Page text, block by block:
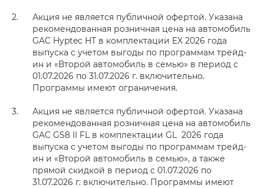
Акция не является публичной офертой. Указана
рекомендованная розничная цена на автомобиль
GAC Hyptec HT в комплектации EX 2026 года
выпуска с учетом выгоды по программам трейд-
ин и «Второй автомобиль в семью» в период с
01.07.2026 по 31.07.2026 г. включительно.
Программы имеют ограничения.
Акция не является публичной офертой. Указана
рекомендованная розничная цена на автомобиль
GAC GS8 II FL в комплектации GL 2026 года
выпуска с учетом выгоды по программам трейд-
ин и «Второй автомобиль в семью», а также
прямой скидкой в период с 01.07.2026 по
31.07.2026 г. включительно. Программы имеют